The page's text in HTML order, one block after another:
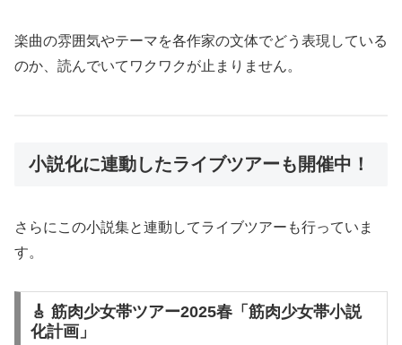
楽曲の雰囲気やテーマを各作家の文体でどう表現している
のか、読んでいてワクワクが止まりません。
小説化に連動したライブツアーも開催中！
さらにこの小説集と連動してライブツアーも行っていま
す。
🎸 筋肉少女帯ツアー2025春「筋肉少女帯小説
化計画」